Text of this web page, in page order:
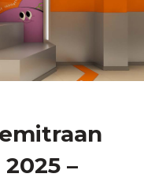
–